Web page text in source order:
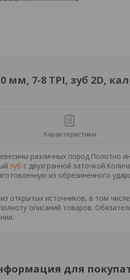
мм, 7-8 TPI, зуб 2D,
Характеристики
различных пород.Полотно
зуб с двухгранной
из обрезиненного
открытых источников, в том
описаний товаров.
для